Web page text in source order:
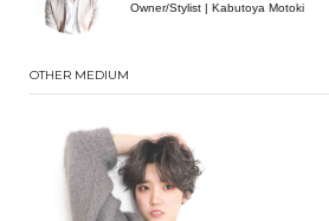
Owner/Stylist | Kabutoya Motoki
OTHER MEDIUM